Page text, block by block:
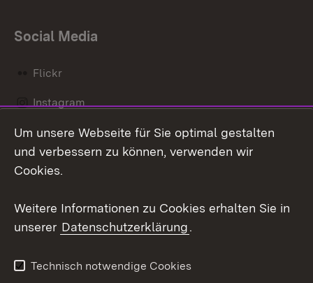
Social Media
Flickr
Instagram
Social Wall
Barrierefreiheit
Benutzungshinweise
Um unsere Webseite für Sie optimal gestalten
und verbessern zu können, verwenden wir
Cookies.
Weitere Informationen zu Cookies erhalten Sie in
unserer Datenschutzerklärung.
Technisch notwendige Cookies